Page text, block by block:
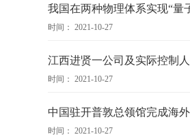
我国在两种物理体系实现“量
时间： 2021-10-27
江西进贤一公司及实际控制人
时间： 2021-10-27
中国驻开普敦总领馆完成海
时间： 2021-10-27